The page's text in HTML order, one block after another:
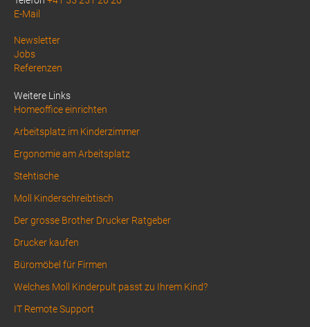
E-Mail
Above
Footer
Newsletter
Jobs
Referenzen
Weitere Links
Homeoffice einrichten
Arbeitsplatz im Kinderzimmer
Ergonomie am Arbeitsplatz
Stehtische
Moll Kinderschreibtisch
Der grosse Brother Drucker Ratgeber
Drucker kaufen
Büromöbel für Firmen
Welches Moll Kinderpult passt zu Ihrem Kind?
IT Remote Support